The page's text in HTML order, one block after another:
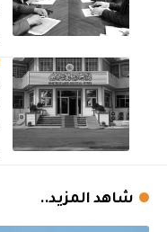
شاهد المزيد..